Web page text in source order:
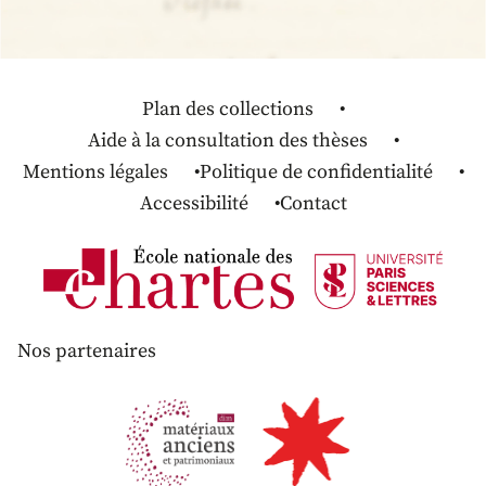
Plan des collections
Aide à la consultation des thèses
Mentions légales
Politique de confidentialité
Accessibilité
Contact
Nos partenaires